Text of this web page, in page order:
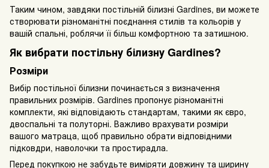
Таким чином, завдяки постільній білизні Gardines, ви можете
створювати різноманітні поєднання стилів та кольорів у
вашій спальні, роблячи її більш комфортною та затишною.
Як вибрати постільну білизну Gardines?
Розміри
Вибір постільної білизни починається з визначення
правильних розмірів. Gardines пропонує різноманітні
комплекти, які відповідають стандартам, такими як євро,
двоспальні та полуторні. Важливо врахувати розміри
вашого матраца, щоб правильно обрати відповідними
підковдри, наволочки та простирадла.
Перед покупкою не забудьте виміряти довжину та ширину